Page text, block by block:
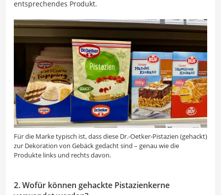
entsprechendes Produkt.
Für die Marke typisch ist, dass diese Dr.-Oetker-Pistazien (gehackt)
zur Dekoration von Gebäck gedacht sind – genau wie die
Produkte links und rechts davon.
2. Wofür können gehackte Pistazienkerne